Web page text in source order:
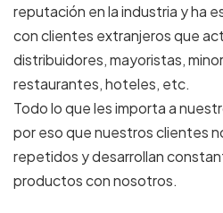
reputación en la industria y ha
con clientes extranjeros que
distribuidores, mayoristas,
restaurantes, hoteles, etc.
Todo lo que les importa a
por eso que nuestros clientes
repetidos y desarrollan
productos con nosotros.